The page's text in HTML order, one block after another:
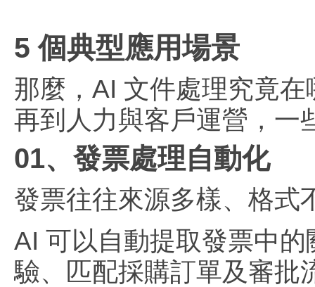
5 個典型應用場景
那麼，AI 文件處理究竟
再到人力與客戶運營，一
01、發票處理自動化
發票往往來源多樣、格式
AI 可以自動提取發票中
驗、匹配採購訂單及審批